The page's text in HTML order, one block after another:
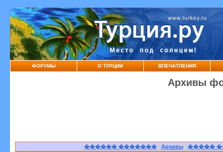
ФОРУМЫ О ТУРЦИИ ВПЕЧАТЛЕНИЯ
Архивы
������ �������| Архивы| �����